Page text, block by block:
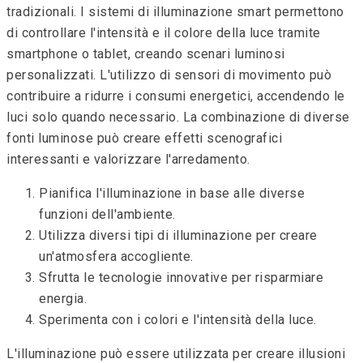
tradizionali. I sistemi di illuminazione smart permettono
di controllare l'intensità e il colore della luce tramite
smartphone o tablet, creando scenari luminosi
personalizzati. L'utilizzo di sensori di movimento può
contribuire a ridurre i consumi energetici, accendendo le
luci solo quando necessario. La combinazione di diverse
fonti luminose può creare effetti scenografici
interessanti e valorizzare l'arredamento.
Pianifica l'illuminazione in base alle diverse
funzioni dell'ambiente.
Utilizza diversi tipi di illuminazione per creare
un'atmosfera accogliente.
Sfrutta le tecnologie innovative per risparmiare
energia.
Sperimenta con i colori e l'intensità della luce.
L'illuminazione può essere utilizzata per creare illusioni